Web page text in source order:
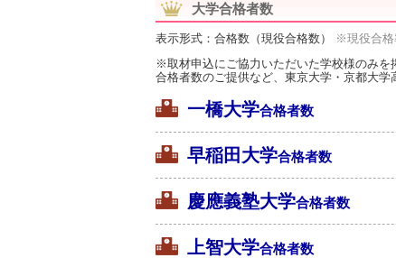
大学合格者数
表示形式：合格数（現役合格数）
※現役合格
※取材申込にご協力いただいた学校様のみを
合格者数のご提供など、東京大学・京都大
一橋大学合格者数
早稲田大学合格者数
慶應義塾大学合格者数
上智大学合格者数